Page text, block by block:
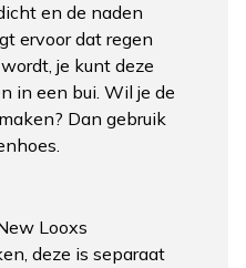
en de naden
ervoor dat regen
je kunt deze
in een bui. Wil je de
Dan gebruik
Looxs
deze is separaat